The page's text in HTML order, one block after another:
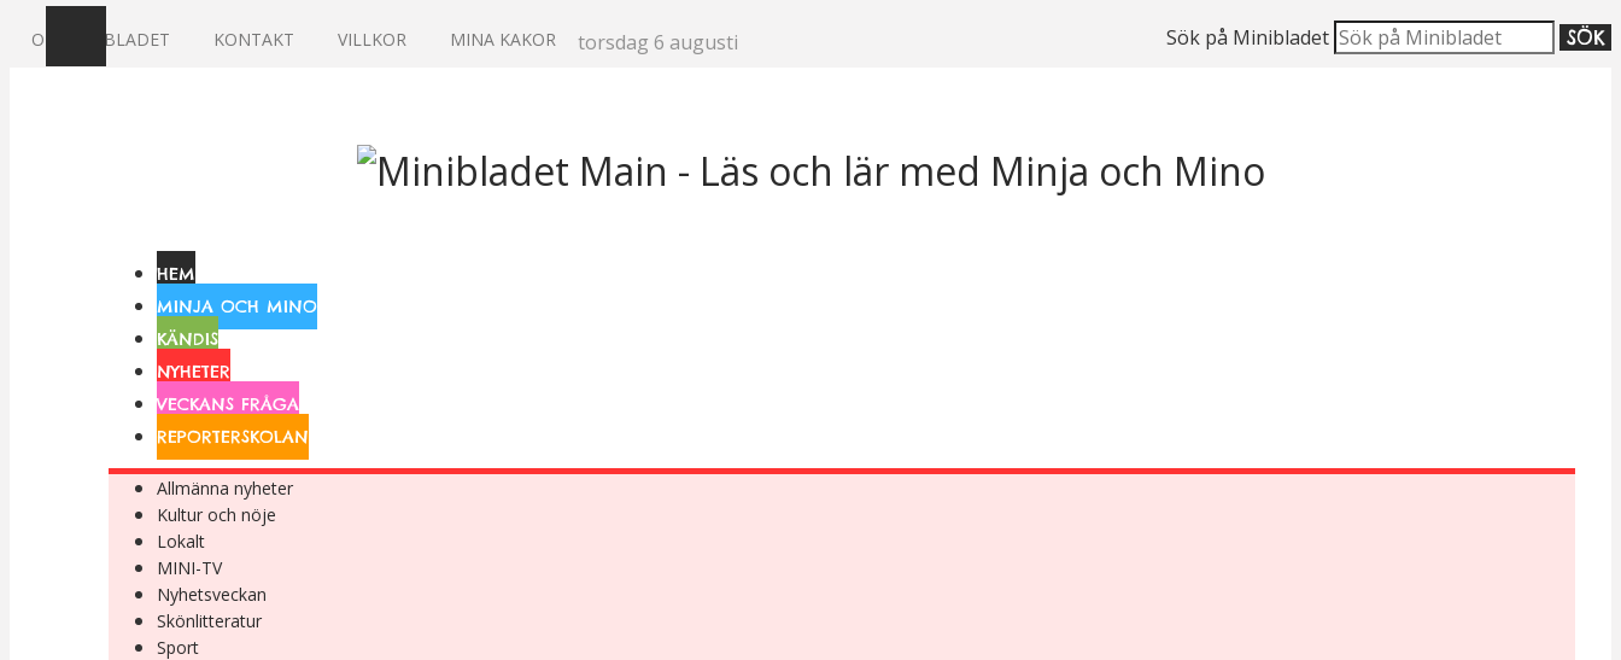
OM MINIBLADET KONTAKT VILLKOR MINA KAKOR Sök på Minibladet SÖK
torsdag 6 augusti
HEM
MINJA OCH MINO
KÄNDIS
NYHETER
VECKANS FRÅGA
REPORTERSKOLAN
Allmänna nyheter
Kultur och nöje
Lokalt
MINI-TV
Nyhetsveckan
Skönlitteratur
Sport